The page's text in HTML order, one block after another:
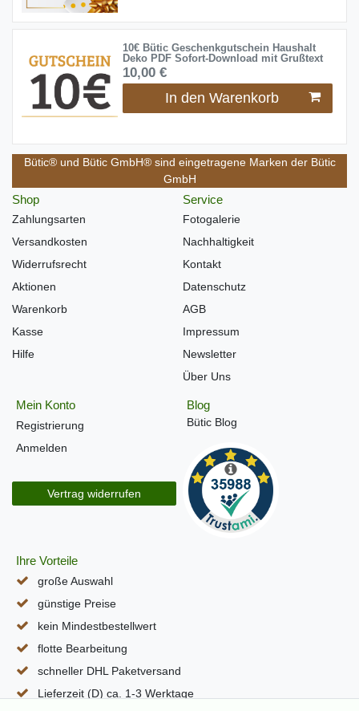
10€ Bütic Geschenkgutschein Haushalt
Deko PDF Sofort-Download mit Grußtext
10,00 €
In den Warenkorb
Bütic® und Bütic GmbH® sind eingetragene Marken der Bütic
GmbH
Shop
Zahlungsarten
Versandkosten
Widerrufsrecht
Aktionen
Warenkorb
Kasse
Hilfe
Service
Fotogalerie
Nachhaltigkeit
Kontakt
Datenschutz
AGB
Impressum
Newsletter
Über Uns
Mein Konto
Registrierung
Anmelden
Vertrag widerrufen
Blog
Bütic Blog
Ihre Vorteile
große Auswahl
günstige Preise
kein Mindestbestellwert
flotte Bearbeitung
schneller DHL Paketversand
Lieferzeit (D) ca. 1-3 Werktage